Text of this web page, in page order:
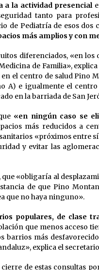
a la actividad presencial
tanto para
de Pediatría de esos
más amplios y con
diferenciados, «en los
de Familia»,
el centro de salud Pino
A) e igualmente el
en la barriada de San
«en ningún caso se
más reducidos a
«próximos entre
y evitar las
que «obligaría al
de que Pino
que no haya ninguno».
populares, de clase
que menos acceso
barrios más
explica el
de estas consultas